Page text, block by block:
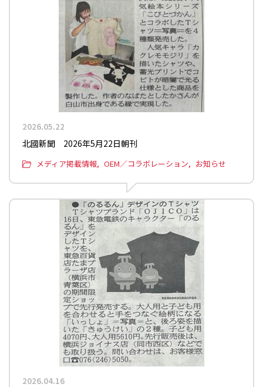
2026.05.22
北國新聞 2026年5月22日朝刊
メディア掲載情報 OEM／コラボレーション お知らせ
2026.04.16